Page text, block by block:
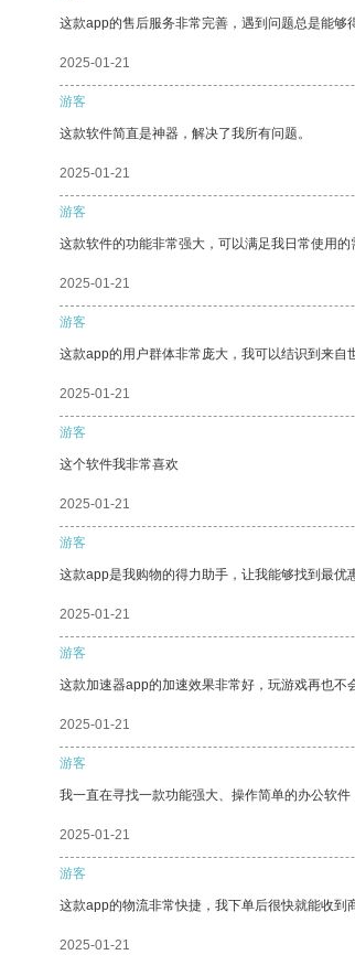
这款app的售后服务非常完善，遇到问题总是能够
2025-01-21
游客
这款软件简直是神器，解决了我所有问题。
2025-01-21
游客
这款软件的功能非常强大，可以满足我日常使用的
2025-01-21
游客
这款app的用户群体非常庞大，我可以结识到来自
2025-01-21
游客
这个软件我非常喜欢
2025-01-21
游客
这款app是我购物的得力助手，让我能够找到最优
2025-01-21
游客
这款加速器app的加速效果非常好，玩游戏再也不
2025-01-21
游客
我一直在寻找一款功能强大、操作简单的办公软
2025-01-21
游客
这款app的物流非常快捷，我下单后很快就能收到
2025-01-21